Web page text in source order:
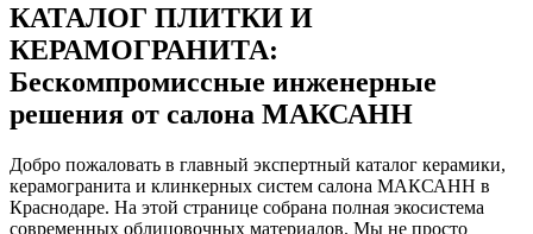
КАТАЛОГ ПЛИТКИ И
КЕРАМОГРАНИТА:
Бескомпромиссные инженерные
решения от салона МАКСАНН
Добро пожаловать в главный экспертный каталог керамики,
керамогранита и клинкерных систем салона МАКСАНН в
Краснодаре. На этой странице собрана полная экосистема
современных облицовочных материалов. Мы не просто